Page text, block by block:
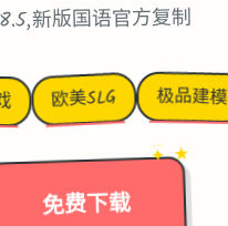
新版国语官方复制
欧美SLG 极品建模
免费下载
→
✦ ★